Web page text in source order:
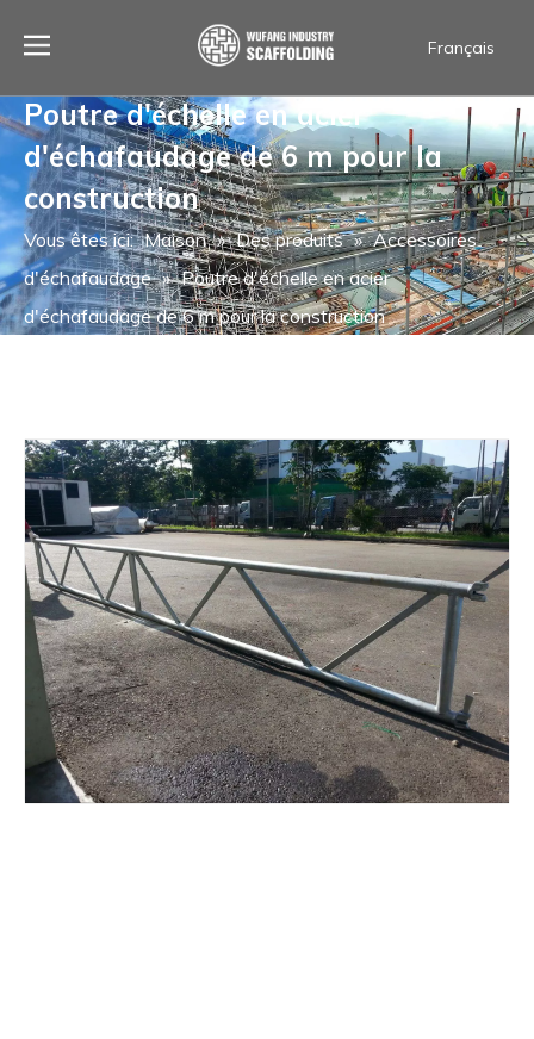
Français
Español
Português
ไทย
English
Poutre d'échelle en acier
d'échafaudage de 6 m pour la
construction
Vous êtes ici: Maison » Des produits » Accessoires
d'échafaudage » Poutre d'échelle en acier
d'échafaudage de 6 m pour la construction